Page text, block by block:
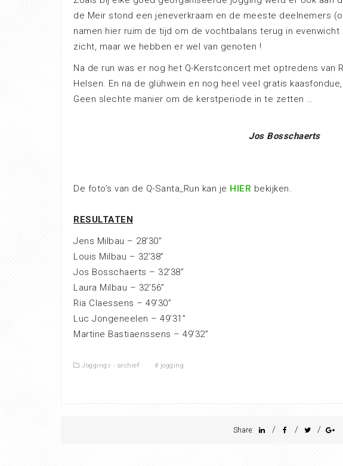
de Meir stond een jeneverkraam en de meeste deelnemers
namen hier ruim de tijd om de vochtbalans terug in
zicht, maar we hebben er wel van genoten !
Na de run was er nog het Q-Kerstconcert met optredens van
Helsen. En na de glühwein en nog heel veel gratis
Geen slechte manier om de kerstperiode in te zetten …
Jos Bosschaerts
De foto’s van de Q-Santa_Run kan je HIER bekijken.
RESULTATEN
Jens Milbau – 28’30”
Louis Milbau – 32’38”
Jos Bosschaerts – 32’38”
Laura Milbau – 32’56”
Ria Claessens – 49’30”
Luc Jongeneelen – 49’31”
Martine Bastiaenssens – 49’32”
Joggings - archief # jogging
Share: / / /